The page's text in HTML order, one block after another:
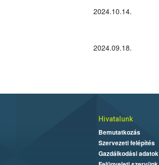
2024.10.14.
2024.09.18.
Hivatalunk
Bemutatkozás
Szervezeti felépítés
Gazdálkodási adatok